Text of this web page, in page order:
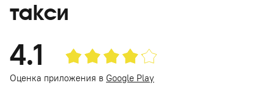
такси
4.1
Оценка приложения в Google Play